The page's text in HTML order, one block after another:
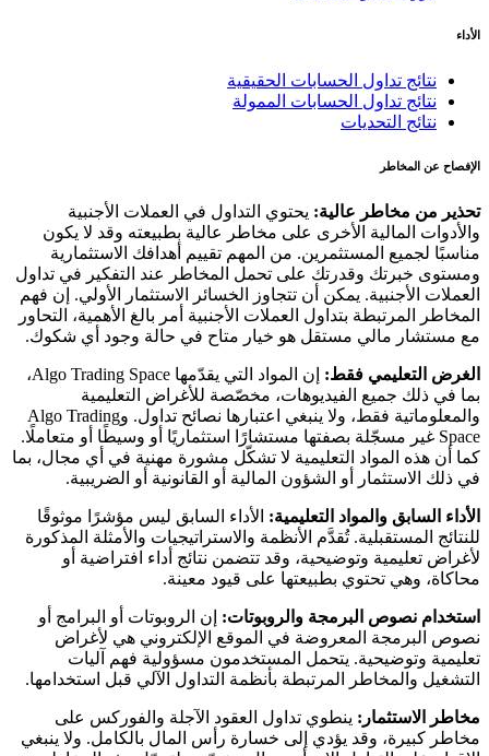
الأداء
نتائج تداول الحسابات الحقيقية
نتائج تداول الحسابات الممولة
نتائج التحديات
الإفصاح عن المخاطر
تحذير من مخاطر عالية: يحتوي التداول في العملات الأجنبية
والأدوات المالية الأخرى على مخاطر عالية بطبيعته وقد لا يكون
مناسبًا لجميع المستثمرين. من المهم تقييم أهدافك الاستثمارية
ومستوى خبرتك وقدرتك على تحمل المخاطر عند التفكير في تداول
العملات الأجنبية. يمكن أن تتجاوز الخسائر الاستثمار الأولي. إن فهم
المخاطر المرتبطة بتداول العملات الأجنبية أمر بالغ الأهمية، التحاور
مع مستشار مالي مستقل هو خيار متاح في حالة وجود أي شكوك.
الغرض التعليمي فقط:
إن المواد التي يقدّمها Algo Trading Space،
بما في ذلك جميع الفيديوهات، مخصّصة للأغراض التعليمية
والمعلوماتية فقط، ولا ينبغي اعتبارها نصائح تداول. وAlgo Trading
Space غير مسجّلة بصفتها مستشارًا استثماريًا أو وسيطًا أو متعاملًا.
كما أن هذه المواد التعليمية لا تشكّل مشورة مهنية في أي مجال، بما
في ذلك الاستثمار أو الشؤون المالية أو القانونية أو الضريبية.
الأداء السابق والمواد التعليمية: الأداء السابق ليس مؤشرًا موثوقًا
للنتائج المستقبلية. تُقدَّم الأنظمة والاستراتيجيات والأمثلة المذكورة
لأغراض تعليمية وتوضيحية، وقد تتضمن نتائج أداء افتراضية أو
محاكاة، وهي تحتوي بطبيعتها على قيود معينة.
استخدام نصوص البرمجة والروبوتات: إن الروبوتات أو البرامج أو
نصوص البرمجة المعروضة في الموقع الإلكتروني هي لأغراض
تعليمية وتوضيحية. يتحمل المستخدمون مسؤولية فهم آليات
التشغيل والمخاطر المرتبطة بأنظمة التداول الآلي قبل استخدامها.
مخاطر الاستثمار: ينطوي تداول العقود الآجلة والفوركس على
مخاطر كبيرة، وقد يؤدي إلى خسارة رأس المال بالكامل. ولا ينبغي